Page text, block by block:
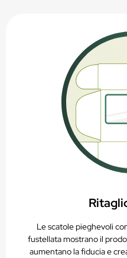
Le scatole pieghevoli
fustellata mostrano il
aumentano la fiducia e